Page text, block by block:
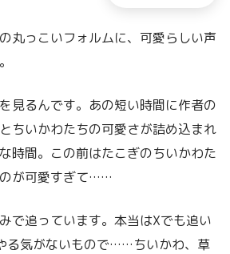
丸っこいフォルムに、可愛らしい声
見るんです。あの短い時間に作者の
ちいかわたちの可愛さが詰め込まれ
時間。この前はたこぎのちいかわた
が可愛すぎて……
で追っています。本当はXでも追い
る気がないもので……ちいかわ、草